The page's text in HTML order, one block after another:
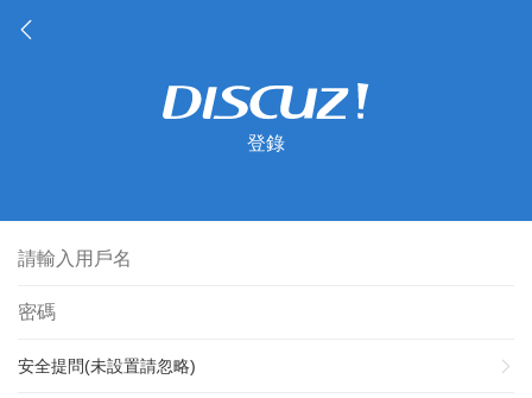
登錄
安全提問(未設置請忽略)